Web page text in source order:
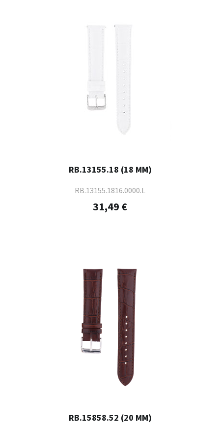
RB.13155.18 (18 MM)
RB.13155.1816.0000.L
31,49 €
RB.15858.52 (20 MM)